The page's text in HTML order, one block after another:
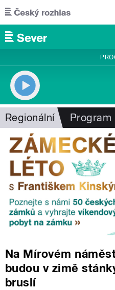
Přejít k hlavnímu obsahu
Regionální Program
Na Mírovém
budou v zimě
bruslí